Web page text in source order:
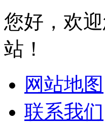
您好，欢
站！
网站地图
联系我们